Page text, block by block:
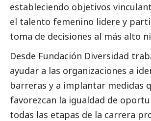
estableciendo objetivos
el talento femenino lidere y
toma de decisiones al más alto
Desde Fundación Diversidad
ayudar a las organizaciones a
barreras y a implantar medidas
favorezcan la igualdad de
todas las etapas de la carrera